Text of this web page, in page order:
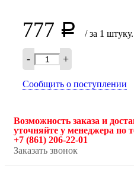
777 Р / за 1 штуку.
- +
Сообщить о поступлении
Возможность заказа и
уточняйте у менеджера по
+7 (861) 206-22-01
Заказать звонок